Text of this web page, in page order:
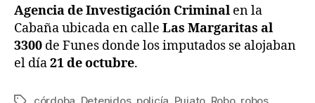
Agencia de Investigación Criminal en la
Cabaña ubicada en calle Las Margaritas al
3300 de Funes donde los imputados se alojaban
el día21 de octubre.